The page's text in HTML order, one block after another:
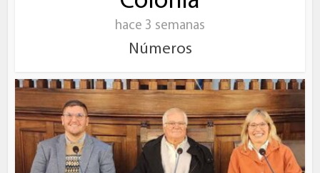
hace 3 semanas
Números